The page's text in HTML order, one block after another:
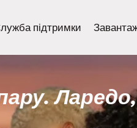
підтримки